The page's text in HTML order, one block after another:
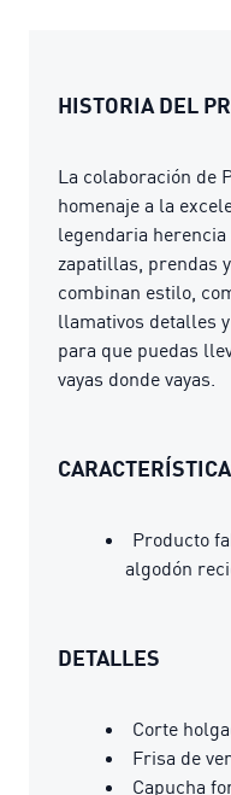
HISTORIA DEL
La colaboración de
homenaje a la
legendaria
zapatillas, prendas
combinan estilo,
llamativos detalles
para que puedas
vayas donde vayas.
Producto
algodón
DETALLES
Corte
Frisa de
Capucha